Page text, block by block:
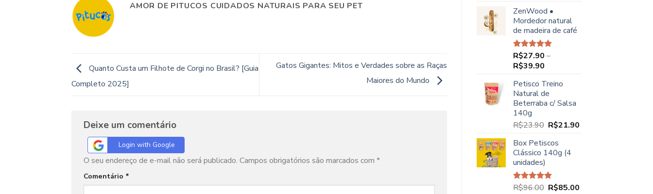
AMOR DE PITUCOS CUIDADOS NATURAIS PARA SEU PET
Quanto Custa um Filhote de Corgi no Brasil? [Guia
Completo 2025]
Gatos Gigantes: Mitos e Verdades sobre as Raças
Maiores do Mundo
Deixe um comentário
Login with Google
O seu endereço de e-mail não será publicado. Campos obrigatórios são marcados com *
Comentário *
original
era:
R$96.00.
ZenWood •
Mordedor natural
de madeira de café
Avaliação
5.00de 5
R$27.90 –
R$39.90Faixa
preço:
R$27.90
através
Petisco Treino
Natural de
Beterraba c/ Salsa
140g
R$23.90 O
original
era:
R$21.90
Box Petiscos
Clássico 140g (4
unidades)
Avaliação
R$96.00 O
R$85.00